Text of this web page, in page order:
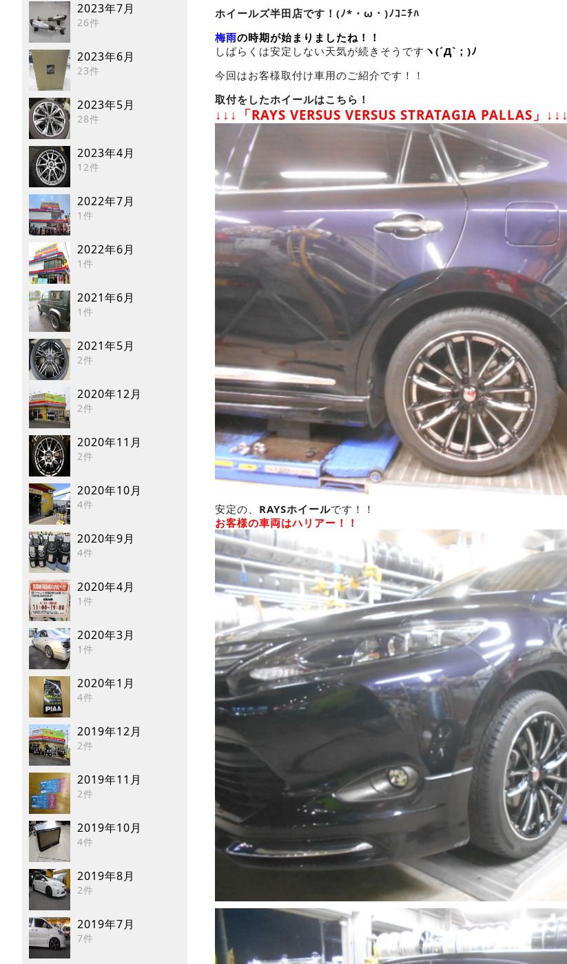
2023年7月
26件
2023年6月
23件
2023年5月
28件
2023年4月
12件
2022年7月
1件
2022年6月
1件
2021年6月
1件
2021年5月
2件
2020年12月
2件
2020年11月
2件
2020年10月
4件
2020年9月
4件
2020年4月
1件
2020年3月
1件
2020年1月
4件
2019年12月
2件
2019年11月
2件
2019年10月
4件
2019年8月
2件
2019年7月
7件
ホイールズ半田店です！(ﾉ*・ω・)ﾉｺﾆﾁﾊ
梅雨の時期が始まりましたね！！
しばらくは安定しない天気が続きそうです ヽ(´Д`；)ﾉ
今回はお客様取付け車用のご紹介です！！
取付をしたホイールはこちら！
↓↓↓「RAYS VERSUS VERSUS STRATAGIA PALLAS」↓↓↓
安定の、 RAYSホイールです！！
お客様の車両はハリアー！！